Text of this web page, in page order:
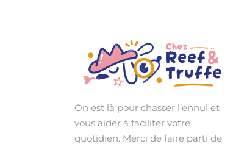
On est là pour chasser l’ennui et
vous aider à faciliter votre
quotidien. Merci de faire parti de